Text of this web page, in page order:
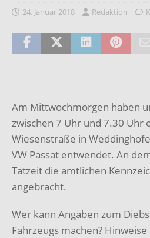
24. Januar 2018 Redaktion
Am Mittwochmorgen haben
zwischen 7 Uhr und 7.30 Uhr
Wiesenstraße in
VW Passat entwendet. An
Tatzeit die amtlichen
angebracht.
Wer kann Angaben zum
Fahrzeugs machen?